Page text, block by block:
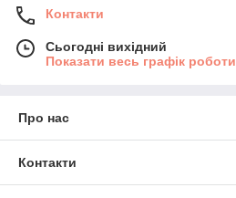
Контакти
Сьогодні вихідний
Показати весь графік роботи
Про нас
Контакти